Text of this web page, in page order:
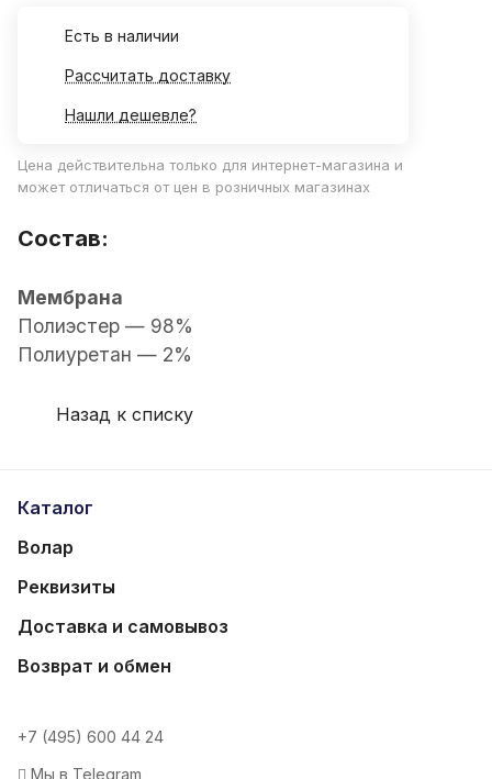
Есть в наличии
Рассчитать доставку
Нашли дешевле?
Цена действительна только для интернет-магазина и
может отличаться от цен в розничных магазинах
Состав:
Мембрана
Полиэстер — 98%
Полиуретан — 2%
Назад к списку
Каталог
Волар
Реквизиты
Доставка и самовывоз
Возврат и обмен
+7 (495) 600 44 24
Мы в Telegram